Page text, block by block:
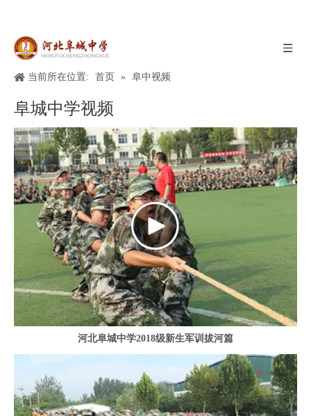
当前所在位置: 首页 » 阜中视频
阜城中学视频
河北阜城中学2018级新生军训拔河篇